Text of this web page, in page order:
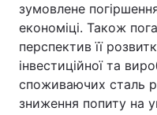
зумовлене
економіці. Також
перспектив її
інвестиційної та
споживаючих сталь
зниження попиту на